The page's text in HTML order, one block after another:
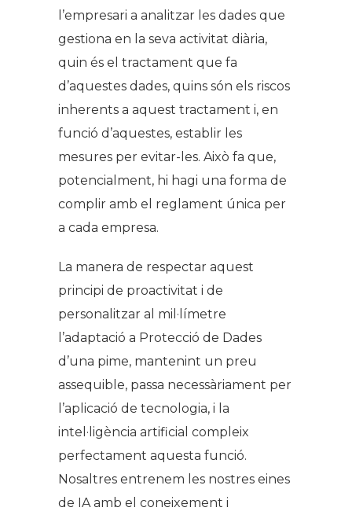
l’empresari a analitzar les dades que
gestiona en la seva activitat diària,
quin és el tractament que fa
d’aquestes dades, quins són els riscos
inherents a aquest tractament i, en
funció d’aquestes, establir les
mesures per evitar-les. Això fa que,
potencialment, hi hagi una forma de
complir amb el reglament única per
a cada empresa.
La manera de respectar aquest
principi de proactivitat i de
personalitzar al mil·límetre
l’adaptació a Protecció de Dades
d’una pime, mantenint un preu
assequible, passa necessàriament per
l’aplicació de tecnologia, i la
intel·ligència artificial compleix
perfectament aquesta funció.
Nosaltres entrenem les nostres eines
de IA amb el coneixement i